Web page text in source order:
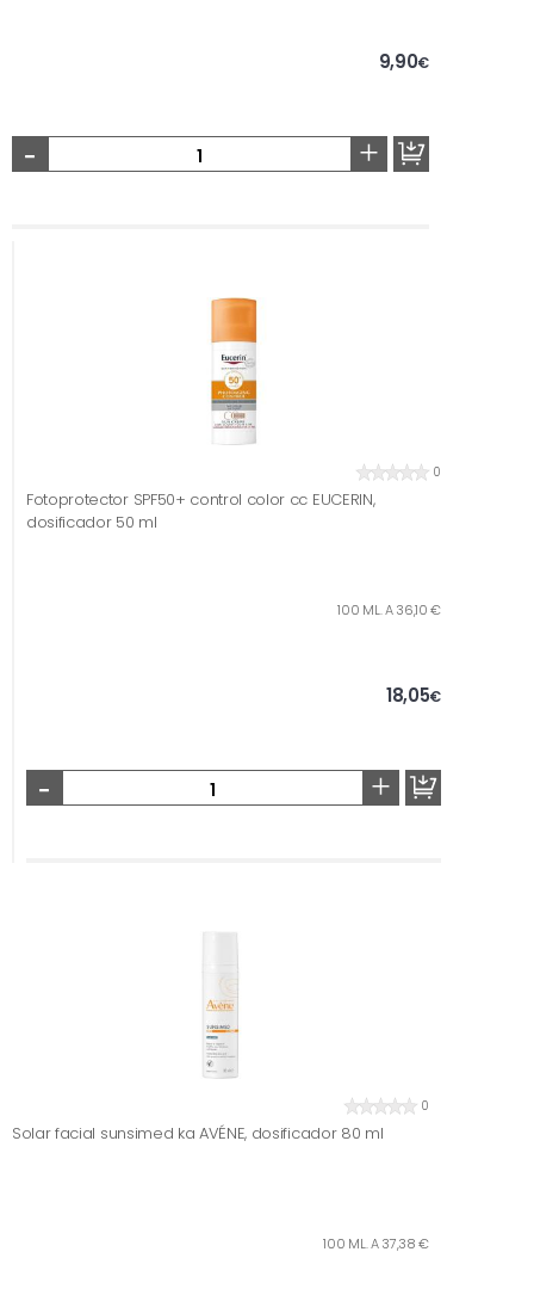
9,90€
- +
0
Fotoprotector SPF50+ control color cc EUCERIN,
dosificador 50 ml
100 ML. A 36,10 €
18,05€
- +
0
Solar facial sunsimed ka AVÉNE, dosificador 80 ml
100 ML. A 37,38 €